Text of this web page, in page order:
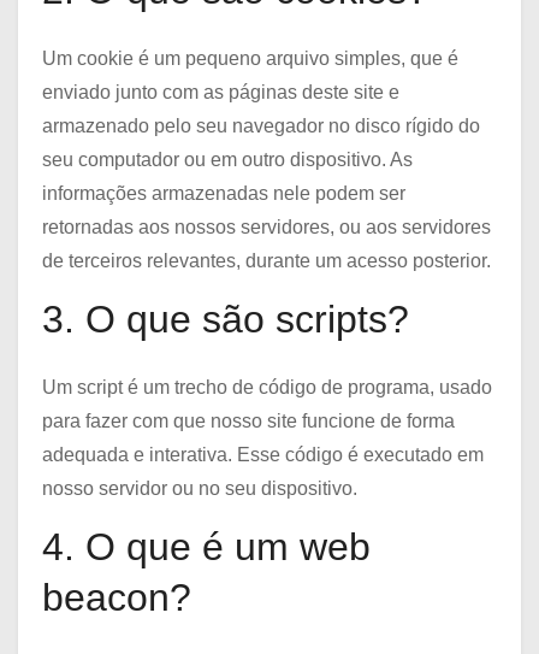
Um cookie é um pequeno arquivo simples, que é
enviado junto com as páginas deste site e
armazenado pelo seu navegador no disco rígido do
seu computador ou em outro dispositivo. As
informações armazenadas nele podem ser
retornadas aos nossos servidores, ou aos servidores
de terceiros relevantes, durante um acesso posterior.
3. O que são scripts?
Um script é um trecho de código de programa, usado
para fazer com que nosso site funcione de forma
adequada e interativa. Esse código é executado em
nosso servidor ou no seu dispositivo.
4. O que é um web
beacon?